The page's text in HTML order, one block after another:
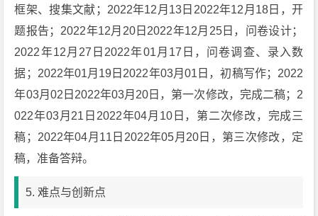
框架、搜集文献；2022年12月13日2022年12月18日，开
题报告；2022年12月20日2022年12月25日，问卷设计；
2022年12月27日2022年01月17日，问卷调查、录入数
据；2022年01月19日2022年03月01日，初稿写作；2022
年03月02日2022年03月20日，第一次修改，完成二稿；2
022年03月21日2022年04月10日，第二次修改，完成三
稿；2022年04月11日2022年05月20日，第三次修改，定
稿，准备答辩。
5. 难点与创新点